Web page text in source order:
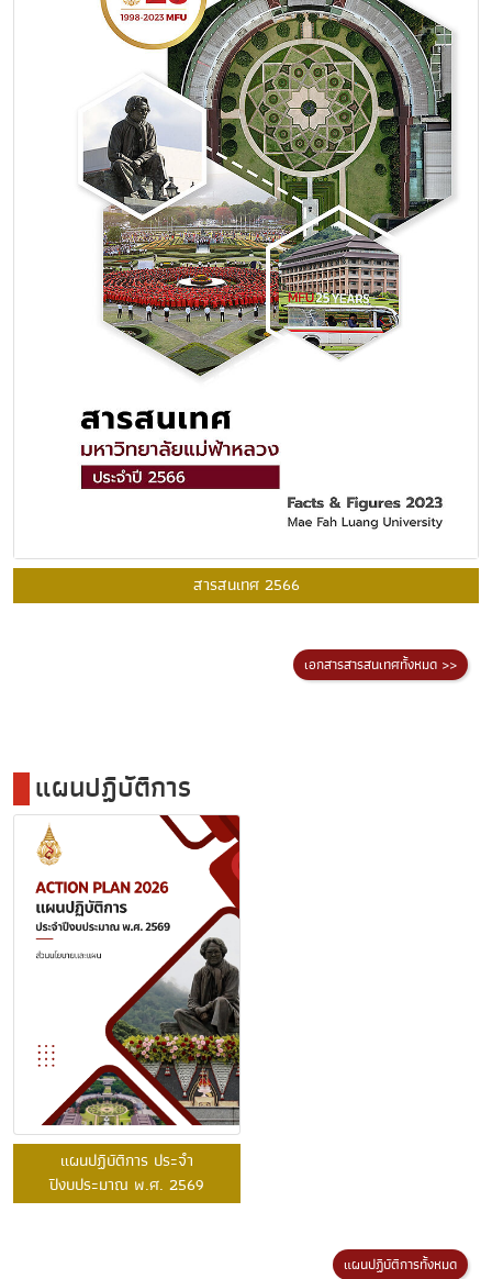
สารสนเทศ 2566
เอกสารสารสนเทศทั้งหมด >>
แผนปฏิบัติการ
แผนปฏิบัติการ ประจำ
ปีงบประมาณ พ.ศ. 2569
แผนปฏิบัติการทั้งหมด